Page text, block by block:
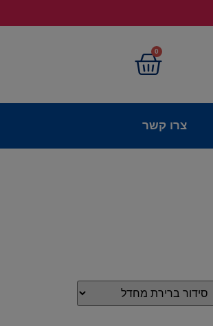
0
צרו קשר